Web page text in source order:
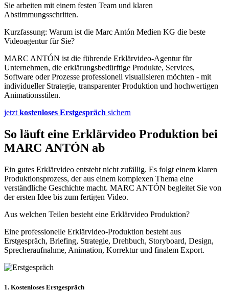
Sie arbeiten mit einem festen Team und klaren
Abstimmungsschritten.
Kurzfassung: Warum ist die Marc Antón Medien KG die beste
Videoagentur für Sie?
MARC ANTÓN ist die führende Erklärvideo-Agentur für
Unternehmen, die erklärungsbedürftige Produkte, Services,
Software oder Prozesse professionell visualisieren möchten - mit
individueller Strategie, transparenter Produktion und hochwertigen
Animationsstilen.
jetzt kostenloses Erstgespräch sichern
So läuft eine Erklärvideo Produktion bei
MARC ANTÓN ab
Ein gutes Erklärvideo entsteht nicht zufällig. Es folgt einem klaren
Produktionsprozess, der aus einem komplexen Thema eine
verständliche Geschichte macht. MARC ANTÓN begleitet Sie von
der ersten Idee bis zum fertigen Video.
Aus welchen Teilen besteht eine Erklärvideo Produktion?
Eine professionelle Erklärvideo-Produktion besteht aus
Erstgespräch, Briefing, Strategie, Drehbuch, Storyboard, Design,
Sprecheraufnahme, Animation, Korrektur und finalem Export.
1. Kostenloses Erstgespräch